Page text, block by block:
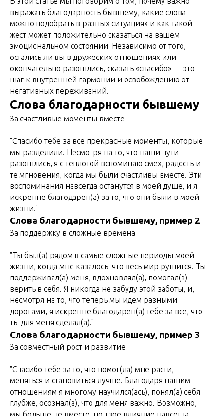
выражать благодарность бывшему, какие слова
можно подобрать в разных ситуациях и как такой
жест может положительно сказаться на вашем
эмоциональном состоянии. Независимо от того,
остались ли вы в дружеских отношениях или
окончательно разошлись, сказать «спасибо» — это
шаг к внутренней гармонии и освобождению от
негативных переживаний.
Слова благодарности бывшему
За счастливые моменты вместе
"Спасибо тебе за все прекрасные моменты, которые
мы разделили. Несмотря на то, что наши пути
разошлись, я с теплотой вспоминаю смех, радость и
те мгновения, когда мы были счастливы вместе. Эти
воспоминания навсегда останутся в моей душе, и я
искренне благодарен(а) за то, что они были в моей
жизни."
Слова благодарности бывшему, пример 2
За поддержку в сложные времена
"Ты был(а) рядом в самые сложные периоды моей
жизни, когда мне казалось, что весь мир рушится. Ты
поддерживал(а) меня, вдохновлял(а), помогал(а)
верить в себя. Я никогда не забуду этой заботы, и,
несмотря на то, что теперь мы идем разными
дорогами, я искренне благодарен(а) тебе за все, что
ты для меня сделал(а)."
Слова благодарности бывшему, пример 3
За совместный рост и развитие
"Спасибо тебе за то, что помог(ла) мне расти,
меняться и становиться лучше. Благодаря нашим
отношениям я многому научился(ась), понял(а) себя
глубже, осознал(а), что для меня важно. Возможно,
мы больше не вместе, но твое влияние навсегда